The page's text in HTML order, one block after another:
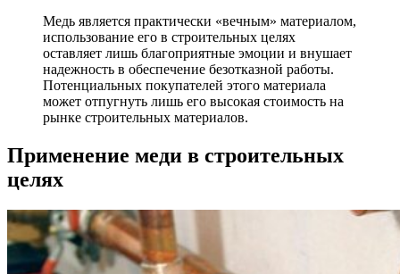
Медь является практически «вечным» материалом,
использование его в строительных целях
оставляет лишь благоприятные эмоции и внушает
надежность в обеспечение безотказной работы.
Потенциальных покупателей этого материала
может отпугнуть лишь его высокая стоимость на
рынке строительных материалов.
Применение меди в строительных
целях